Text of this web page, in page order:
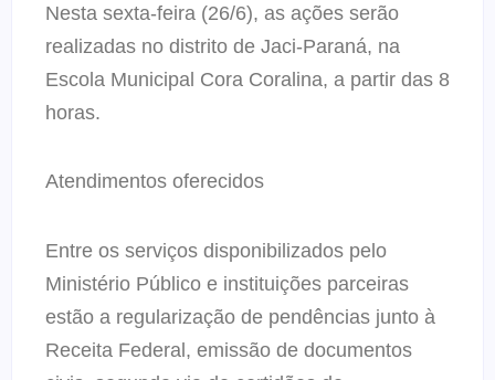
Nesta sexta-feira (26/6), as ações serão
realizadas no distrito de Jaci-Paraná, na
Escola Municipal Cora Coralina, a partir das 8
horas.
Atendimentos oferecidos
Entre os serviços disponibilizados pelo
Ministério Público e instituições parceiras
estão a regularização de pendências junto à
Receita Federal, emissão de documentos